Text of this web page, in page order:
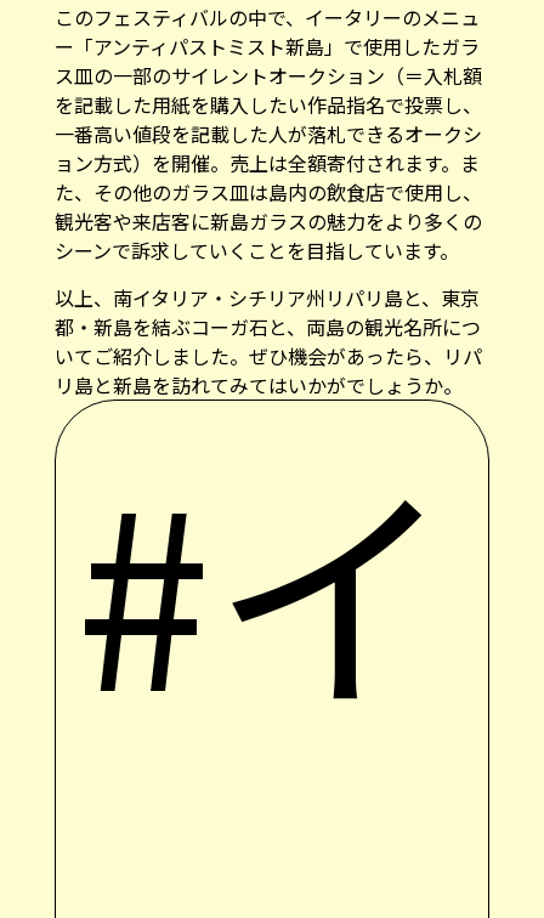
このフェスティバルの中で、イータリーのメニュ
ー「アンティパストミスト新島」で使用したガラ
ス皿の一部のサイレントオークション（＝入札額
を記載した用紙を購入したい作品指名で投票し、
一番高い値段を記載した人が落札できるオークシ
ョン方式）を開催。売上は全額寄付されます。ま
た、その他のガラス皿は島内の飲食店で使用し、
観光客や来店客に新島ガラスの魅力をより多くの
シーンで訴求していくことを目指しています。
以上、南イタリア・シチリア州リパリ島と、東京
都・新島を結ぶコーガ石と、両島の観光名所につ
いてご紹介しました。ぜひ機会があったら、リパ
リ島と新島を訪れてみてはいかがでしょうか。
#イ